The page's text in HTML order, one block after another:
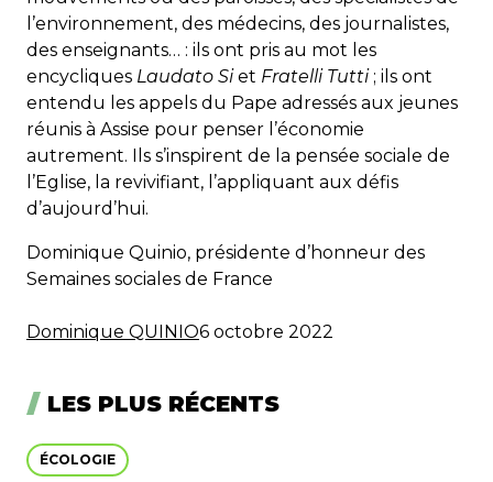
l’environnement, des médecins, des journalistes,
des enseignants… : ils ont pris au mot les
encycliques Laudato Siet Fratelli Tutti; ils ont
entendu les appels du Pape adressés aux jeunes
réunis à Assise pour penser l’économie
autrement. Ils s’inspirent de la pensée sociale de
l’Eglise, la revivifiant, l’appliquant aux défis
d’aujourd’hui.
Dominique Quinio, présidente d’honneur des
Semaines sociales de France
Dominique QUINIO6 octobre 2022
LES PLUS RÉCENTS
ÉCOLOGIE